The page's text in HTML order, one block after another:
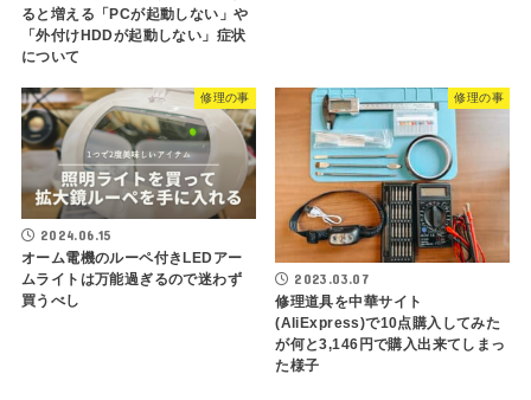
ると増える「PCが起動しない」や
「外付けHDDが起動しない」症状
について
修理の事
2024.06.15
オーム電機のルーペ付きLEDアー
ムライトは万能過ぎるので迷わず
買うべし
修理の事
2023.03.07
修理道具を中華サイト
(AliExpress)で10点購入してみた
が何と3,146円で購入出来てしまっ
た様子